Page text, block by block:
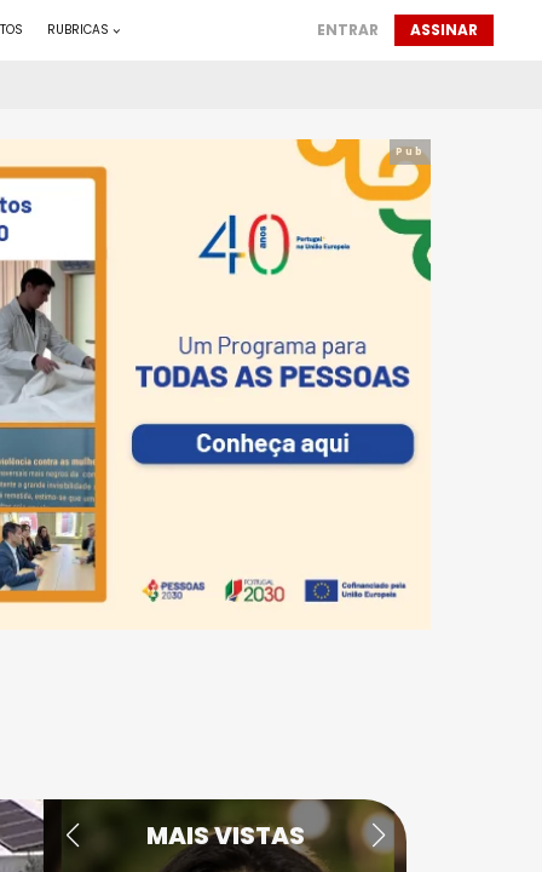
RUBRICAS ENTRAR ASSINAR
Pub
MAIS VISTAS